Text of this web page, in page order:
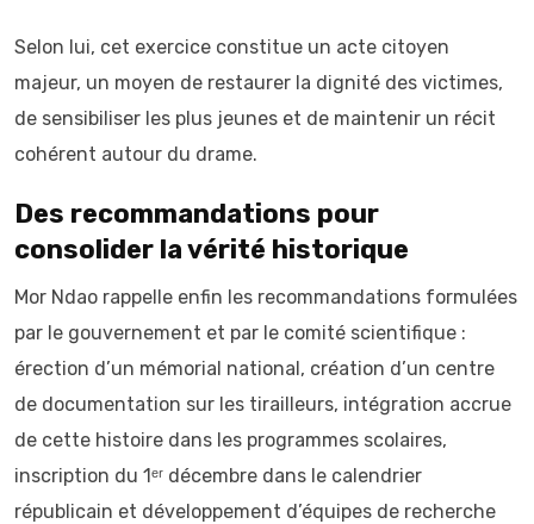
Selon lui, cet exercice constitue un acte citoyen
majeur, un moyen de restaurer la dignité des victimes,
de sensibiliser les plus jeunes et de maintenir un récit
cohérent autour du drame.
Des recommandations pour
consolider la vérité historique
Mor Ndao rappelle enfin les recommandations formulées
par le gouvernement et par le comité scientifique :
érection d’un mémorial national, création d’un centre
de documentation sur les tirailleurs, intégration accrue
de cette histoire dans les programmes scolaires,
inscription du 1ᵉʳ décembre dans le calendrier
républicain et développement d’équipes de recherche